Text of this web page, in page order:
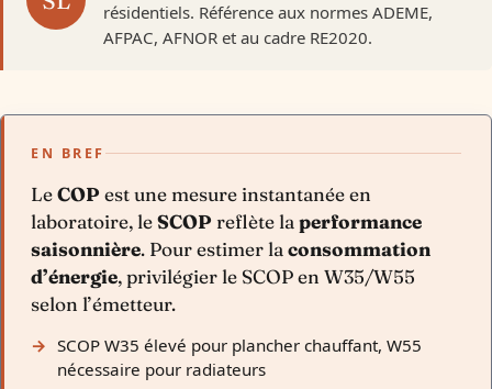
résidentiels. Référence aux normes ADEME,
AFPAC, AFNOR et au cadre RE2020.
EN BREF
LeCOPest une mesure instantanée en
laboratoire, leSCOPreflète laperformance
saisonnière. Pour estimer laconsommation
d’énergie, privilégier le SCOP en W35/W55
selon l’émetteur.
SCOP W35 élevé pour plancher chauffant, W55
nécessaire pour radiateurs